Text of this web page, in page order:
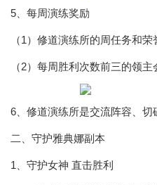
5、每周演练奖励
（1）修道演练所的周任务和
（2）每周胜利次数前三的领
6、修道演练所是交流阵容、
二、守护雅典娜副本
1、守护女神 直击胜利